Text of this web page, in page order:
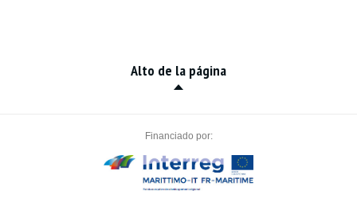
Alto de la página
Financiado por: